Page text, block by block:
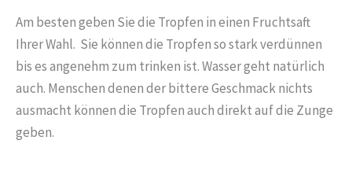
Am besten geben Sie die Tropfen in einen Fruchtsaft
Ihrer Wahl. Sie können die Tropfen so stark verdünnen
bis es angenehm zum trinken ist. Wasser geht natürlich
auch. Menschen denen der bittere Geschmack nichts
ausmacht können die Tropfen auch direkt auf die Zunge
geben.